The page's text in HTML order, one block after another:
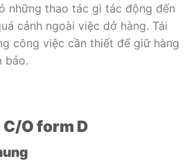
những thao tác gì tác động đến
cảnh ngoài việc dở hàng. Tái
công việc cần thiết để giữ hàng
bảo.
O form D